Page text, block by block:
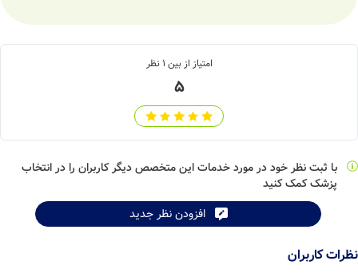
امتیاز از بین 1 نظر
5
با ثبت نظر خود در مورد خدمات این متخصص دیگر کاربران را در انتخاب
پزشک کمک کنید
افزودن نظر جدید
نظرات کاربران